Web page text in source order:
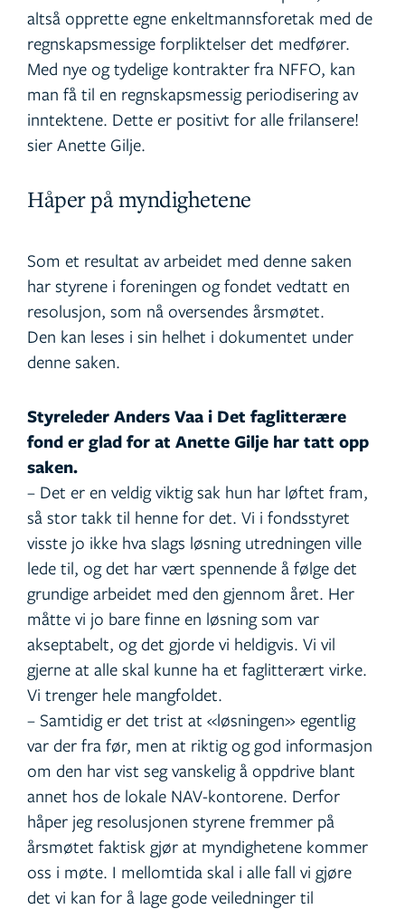
altså opprette egne enkeltmannsforetak med de
regnskapsmessige forpliktelser det medfører.
Med nye og tydelige kontrakter fra NFFO, kan
man få til en regnskapsmessig periodisering av
inntektene. Dette er positivt for alle frilansere!
sier Anette Gilje.
Håper på myndighetene
Som et resultat av arbeidet med denne saken
har styrene i foreningen og fondet vedtatt en
resolusjon, som nå oversendes årsmøtet.
Den kan leses i sin helhet i dokumentet under
denne saken.
Styreleder Anders Vaa i Det faglitterære
fond er glad for at Anette Gilje har tatt opp
saken.
– Det er en veldig viktig sak hun har løftet fram,
så stor takk til henne for det. Vi i fondsstyret
visste jo ikke hva slags løsning utredningen ville
lede til, og det har vært spennende å følge det
grundige arbeidet med den gjennom året. Her
måtte vi jo bare finne en løsning som var
akseptabelt, og det gjorde vi heldigvis. Vi vil
gjerne at alle skal kunne ha et faglitterært virke.
Vi trenger hele mangfoldet.
– Samtidig er det trist at «løsningen» egentlig
var der fra før, men at riktig og god informasjon
om den har vist seg vanskelig å oppdrive blant
annet hos de lokale NAV-kontorene. Derfor
håper jeg resolusjonen styrene fremmer på
årsmøtet faktisk gjør at myndighetene kommer
oss i møte. I mellomtida skal i alle fall vi gjøre
det vi kan for å lage gode veiledninger til